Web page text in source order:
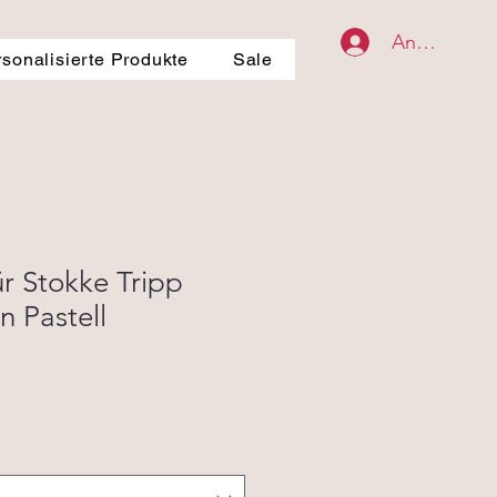
Produkte Sale
Anmelden
Stokke Tripp
Pastell